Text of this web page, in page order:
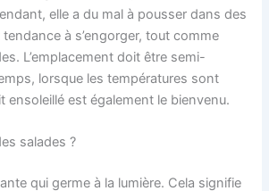
elle a du mal à pousser dans des
à s’engorger, tout comme
L’emplacement doit être semi-
lorsque les températures sont
ensoleillé est également le bienvenu.
salades ?
qui germe à la lumière. Cela signifie